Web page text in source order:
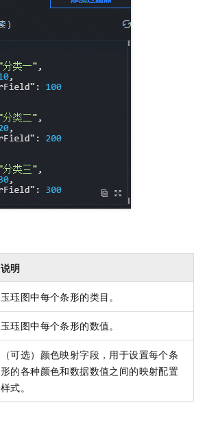
说明
玉珏图中每个条形的类目。
玉珏图中每个条形的数值。
（可选）颜色映射字段，用于设置每个条
形的各种颜色和数据数值之间的映射配置
样式。